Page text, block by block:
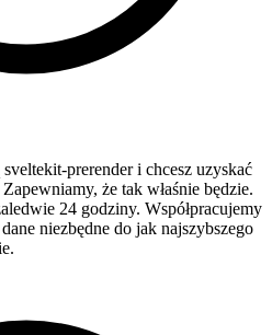
prerender i chcesz uzyskać
że tak właśnie będzie.
24 godziny. Współpracujemy
niezbędne do jak najszybszego